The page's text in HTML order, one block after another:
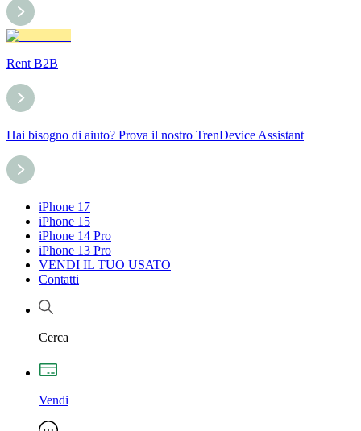
Rent B2B
Hai bisogno di aiuto? Prova il nostro TrenDevice Assistant
iPhone 17
iPhone 15
iPhone 14 Pro
iPhone 13 Pro
VENDI IL TUO USATO
Contatti
Cerca
Vendi